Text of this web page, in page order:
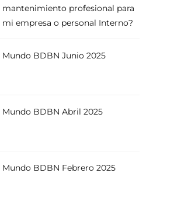
mantenimiento profesional para
mi empresa o personal Interno?
Mundo BDBN Junio 2025
Mundo BDBN Abril 2025
Mundo BDBN Febrero 2025